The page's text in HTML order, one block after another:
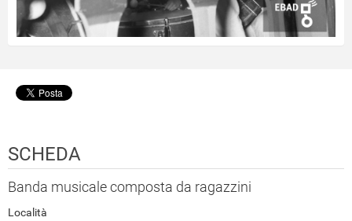
SCHEDA
Banda musicale composta da ragazzini
Località